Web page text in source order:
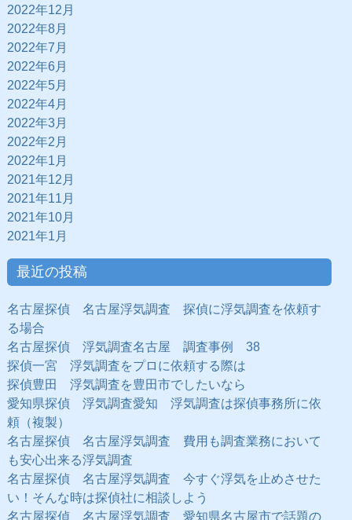
2022年12月
2022年8月
2022年7月
2022年6月
2022年5月
2022年4月
2022年3月
2022年2月
2022年1月
2021年12月
2021年11月
2021年10月
2021年1月
最近の投稿
名古屋探偵 名古屋浮気調査 探偵に浮気調査を依頼す
る場合
名古屋探偵 浮気調査名古屋 調査事例 38
探偵一宮 浮気調査をプロに依頼する際は
探偵豊田 浮気調査を豊田市でしたいなら
愛知県探偵 浮気調査愛知 浮気調査は探偵事務所に依
頼（複製）
名古屋探偵 名古屋浮気調査 費用も調査業務において
も安心出来る浮気調査
名古屋探偵 名古屋浮気調査 今すぐ浮気を止めさせた
い！そんな時は探偵社に相談しよう
名古屋探偵 名古屋浮気調査 愛知県名古屋市で話題の